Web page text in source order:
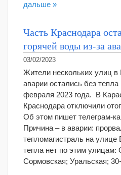
дальше »
Часть Краснодара
горячей воды из-за
03/02/2023
Жители нескольких улиц в
аварии остались без
февраля 2023 года. В
Краснодара отключили
Об этом пишет телеграм-
Причина – в аварии:
тепломагистраль на
тепла нет по этим улицам:
Сормовская; Уральская;